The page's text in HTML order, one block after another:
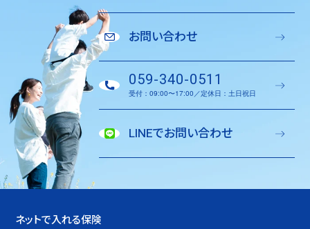
お問い合わせ
059-340-0511
受付：09:00〜17:00／定休日：土日祝日
LINEでお問い合わせ
ネットで入れる保険